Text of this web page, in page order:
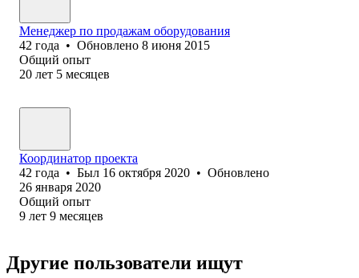
Менеджер по продажам оборудования
42 года • Обновлено 8 июня 2015
Общий опыт
20 лет 5 месяцев
Координатор проекта
42 года • Был 16 октября 2020 • Обновлено
26 января 2020
Общий опыт
9 лет 9 месяцев
Другие пользователи ищут